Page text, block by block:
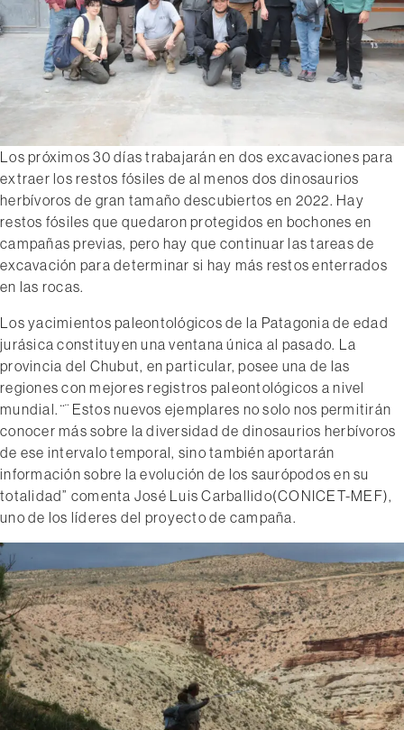
Los próximos 30 días trabajarán en dos excavaciones para
extraer los restos fósiles de al menos dos dinosaurios
herbívoros de gran tamaño descubiertos en 2022. Hay
restos fósiles que quedaron protegidos en bochones en
campañas previas, pero hay que continuar las tareas de
excavación para determinar si hay más restos enterrados
en las rocas.
Los yacimientos paleontológicos de la Patagonia de edad
jurásica constituyen una ventana única al pasado. La
provincia del Chubut, en particular, posee una de las
regiones con mejores registros paleontológicos a nivel
mundial. ̈¨Estos nuevos ejemplares no solo nos permitirán
conocer más sobre la diversidad de dinosaurios herbívoros
de ese intervalo temporal, sino también aportarán
información sobre la evolución de los saurópodos en su
totalidad” comenta José Luis Carballido(CONICET-MEF),
uno de los líderes del proyecto de campaña.